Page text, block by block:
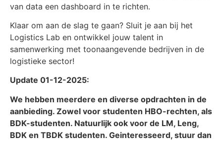
van data een dashboard in te richten.
Klaar om aan de slag te gaan? Sluit je aan bij het
Logistics Lab en ontwikkel jouw talent in
samenwerking met toonaangevende bedrijven in de
logistieke sector!
Update 01-12-2025:
We hebben meerdere en diverse opdrachten in de
aanbieding. Zowel voor studenten HBO-rechten, als
BDK-studenten. Natuurlijk ook voor de LM, Leng,
BDK en TBDK studenten. Geinteresseerd, stuur dan